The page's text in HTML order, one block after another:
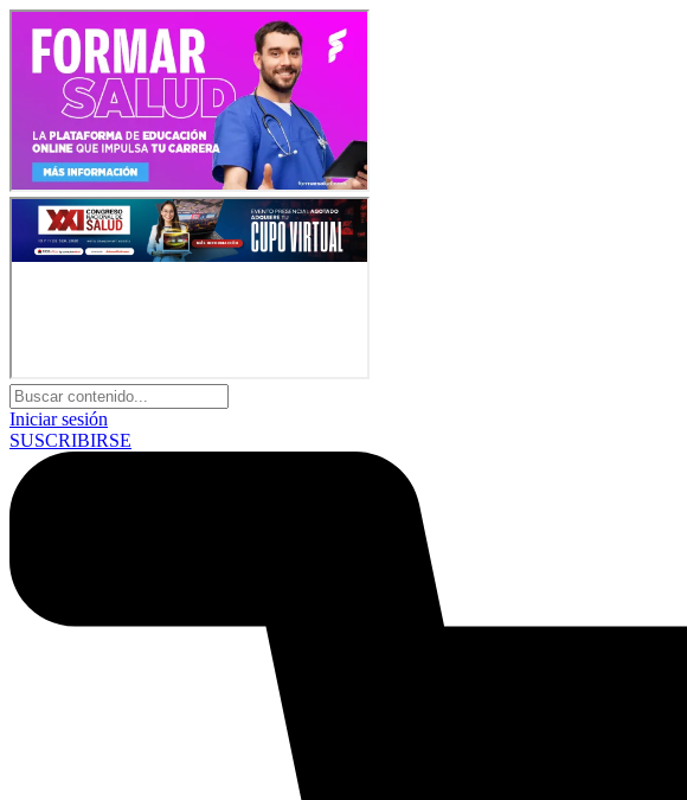
Iniciar sesión
SUSCRIBIRSE